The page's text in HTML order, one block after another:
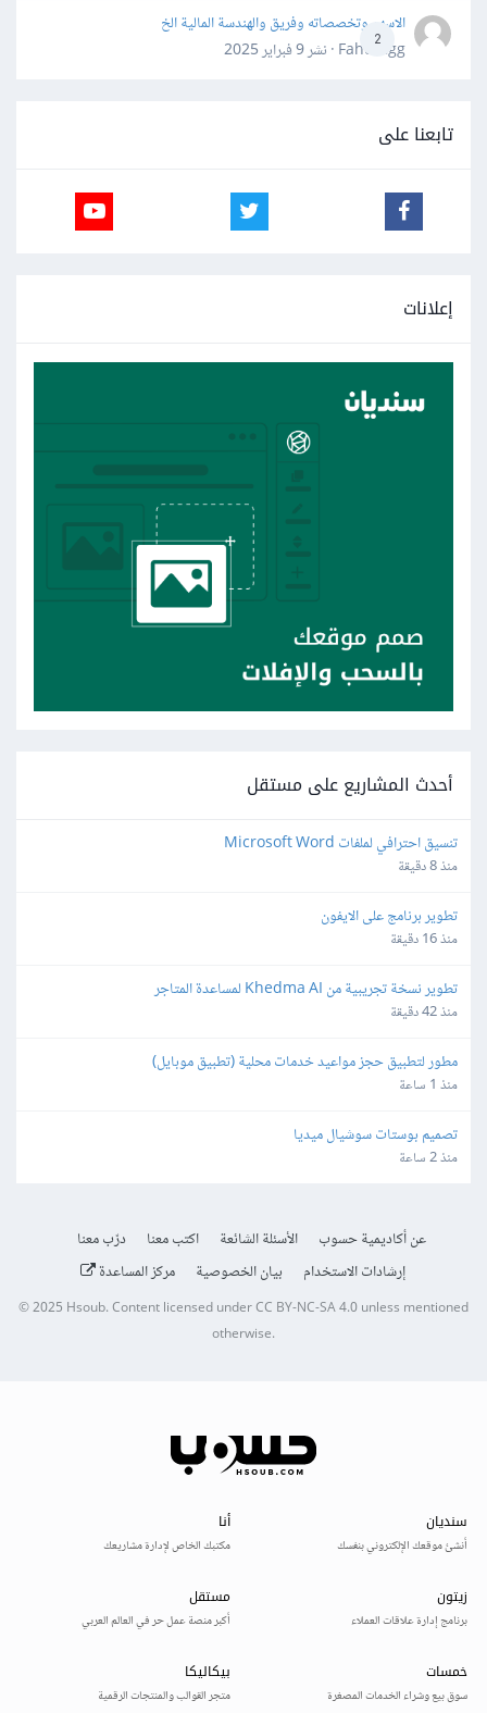
2
الاسهم وتخصصاته وفريق والهندسة المالية الخ
Fahd Ggg · نشر
9 فبراير 2025
تابعنا على
إعلانات
أحدث المشاريع على مستقل
تنسيق احترافي لملفات Microsoft Word
منذ 8 دقيقة
تطوير برنامج على الايفون
منذ 16 دقيقة
تطوير نسخة تجريبية من Khedma AI لمساعدة المتاجر
منذ 42 دقيقة
مطور لتطبيق حجز مواعيد خدمات محلية (تطبيق موبايل)
منذ 1 ساعة
تصميم بوستات سوشيال ميديا
منذ 2 ساعة
عن أكاديمية حسوب الأسئلة الشائعة اكتب معنا
درّب معنا
إرشادات الاستخدام
بيان الخصوصية مركز المساعدة
© 2025 Hsoub.Content licensed underCC BY-NC-SA 4.0unless mentioned
otherwise.